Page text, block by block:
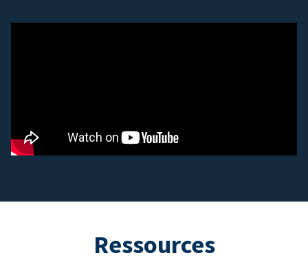
Ressources